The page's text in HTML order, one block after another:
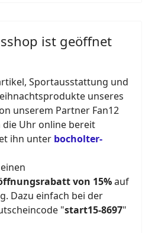
ist geöffnet
Sportausstattung und
unseres
unserem Partner Fan12
Uhr online bereit
ihn unter bocholter-
von 15%auf
Dazu einfach bei der
"start15-8697"